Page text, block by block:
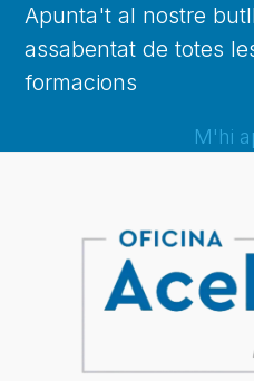
Apunta't al nostre
assabentat de totes
formacions
M'hi